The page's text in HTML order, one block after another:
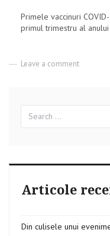
Primele vaccinuri
primul trimestru al
Leave a comment
19
trebui
primul
anului
for:
Articole
Din culisele unui